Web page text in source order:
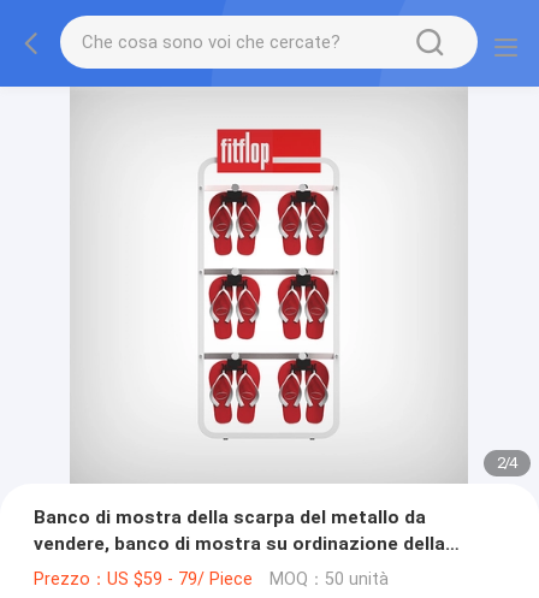
2/4
Banco di mostra della scarpa del metallo da
vendere, banco di mostra su ordinazione della
pantofola del pavimento
Prezzo：US $59 - 79/ Piece MOQ：50 unità